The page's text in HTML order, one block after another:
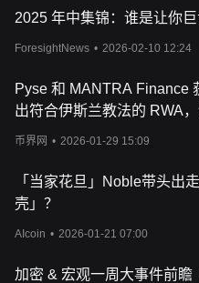
2025 年中集锦：谁是让你巨
ForesightNews • 2026-02-10 12:24
Pyse 和 MANTRA Finance
出符合伊斯兰教法的 RWA
汽车提供支持。
币界网 • 2026-01-29 15:09
「当家花旦」Noble带头出
壳」？
AIcoin • 2026-01-21 07:00
加密 & 宏观一周大事件前瞻